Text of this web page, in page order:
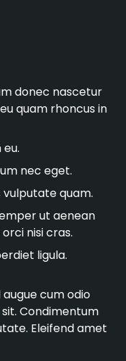
donec nascetur
quam rhoncus in
nec eget.
quam.
ut aenean
nisi cras.
ligula.
augue cum odio
Condimentum
Eleifend amet